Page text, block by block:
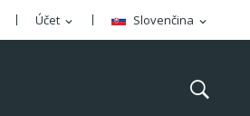
Slovenčina expand_more
Účet expand_more